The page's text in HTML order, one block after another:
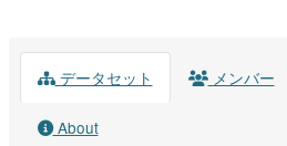
データセット メンバー
About